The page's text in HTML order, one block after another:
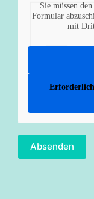
Sie müssen
Formular
mit
Absenden